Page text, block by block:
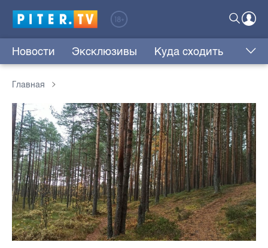
Новости Эксклюзивы Куда сходить
Главная